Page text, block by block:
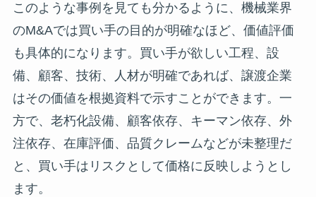
このような事例を見ても分かるように、機械業界
のM&Aでは買い手の目的が明確なほど、価値評価
も具体的になります。買い手が欲しい工程、設
備、顧客、技術、人材が明確であれば、譲渡企業
はその価値を根拠資料で示すことができます。一
方で、老朽化設備、顧客依存、キーマン依存、外
注依存、在庫評価、品質クレームなどが未整理だ
と、買い手はリスクとして価格に反映しようとし
ます。